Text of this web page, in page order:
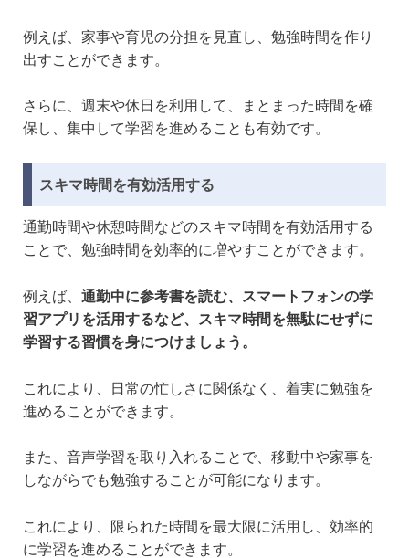
例えば、家事や育児の分担を見直し、勉強時間を作り
出すことができます。
さらに、週末や休日を利用して、まとまった時間を確
保し、集中して学習を進めることも有効です。
スキマ時間を有効活用する
通勤時間や休憩時間などのスキマ時間を有効活用する
ことで、勉強時間を効率的に増やすことができます。
例えば、 通勤中に参考書を読む、スマートフォンの学
習アプリを活用するなど、スキマ時間を無駄にせずに
学習する習慣を身につけましょう。
これにより、日常の忙しさに関係なく、着実に勉強を
進めることができます。
また、音声学習を取り入れることで、移動中や家事を
しながらでも勉強することが可能になります。
これにより、限られた時間を最大限に活用し、効率的
に学習を進めることができます。